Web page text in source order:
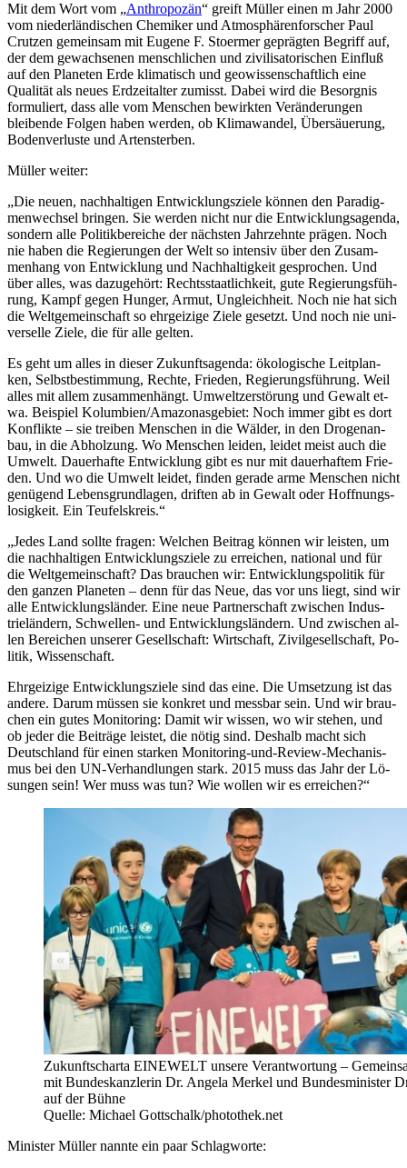
Mit dem Wort vom „Anthropozän“ greift Müller einen m Jahr 2000
vom niederländischen Chemiker und Atmosphärenforscher Paul
Crutzen gemeinsam mit Eugene F. Stoermer geprägten Begriff auf,
der dem gewachsenen menschlichen und zivilisatorischen Einfluß
auf den Planeten Erde klimatisch und geowissenschaftlich eine
Qualität als neues Erdzeitalter zumisst. Dabei wird die Besorgnis
formuliert, dass alle vom Menschen bewirkten Veränderungen
bleibende Folgen haben werden, ob Klimawandel, Übersäuerung,
Bodenverluste und Artensterben.
Müller weiter:
„Die neu­en, nach­hal­ti­gen Ent­wick­lungs­zie­le kön­nen den Pa­ra­dig­
men­wech­sel brin­gen. Sie wer­den nicht nur die Ent­wick­lungs­agen­da,
son­dern al­le Po­li­tik­be­rei­che der nächs­ten Jahr­zehn­te prä­gen. Noch
nie ha­ben die Re­gie­run­gen der Welt so in­ten­siv über den Zu­sam­
men­hang von Ent­wick­lung und Nach­hal­tig­keit ge­spro­chen. Und
über al­les, was da­zu­ge­hört: Rechts­staat­lich­keit, gu­te Re­gie­rungs­füh­
rung, Kampf ge­gen Hun­ger, Ar­mut, Un­gleich­heit. Noch nie hat sich
die Welt­ge­mein­schaft so ehr­gei­zi­ge Zie­le ge­setzt. Und noch nie uni­
ver­sel­le Zie­le, die für al­le gel­ten.
Es geht um al­les in die­ser Zu­kunfts­agen­da: öko­lo­gi­sche Leit­plan­
ken, Selbst­be­stim­mung, Rech­te, Frie­den, Re­gie­rungs­füh­rung. Weil
al­les mit al­lem zu­sam­men­hängt. Um­welt­zer­stö­rung und Ge­walt et­
wa. Bei­spiel Ko­lum­bi­en/Ama­zo­nas­ge­biet: Noch im­mer gibt es dort
Kon­flik­te – sie trei­ben Men­schen in die Wäl­der, in den Dro­gen­an­
bau, in die Ab­hol­zung. Wo Men­schen lei­den, lei­det meist auch die
Um­welt. Dau­er­haf­te Ent­wick­lung gibt es nur mit dau­er­haf­tem Frie­
den. Und wo die Um­welt lei­det, fin­den ge­ra­de ar­me Men­schen nicht
ge­nü­gend Le­bens­grund­la­gen, drif­ten ab in Ge­walt oder Hoff­nungs­
lo­sig­keit. Ein Teu­fels­kreis.“
„Je­des Land soll­te fra­gen: Wel­chen Bei­trag kön­nen wir leis­ten, um
die nach­hal­ti­gen Ent­wick­lungs­zie­le zu er­rei­chen, na­tio­nal und für
die Welt­ge­mein­schaft? Das brau­chen wir: Ent­wick­lungs­po­li­tik für
den gan­zen Pla­ne­ten – denn für das Neue, das vor uns liegt, sind wir
al­le Ent­wick­lungs­län­der. Ei­ne neue Part­ner­schaft zwi­schen In­dus­
trie­län­dern, Schwel­len- und Ent­wick­lungs­län­dern. Und zwi­schen al­
len Be­rei­chen un­se­rer Ge­sell­schaft: Wirt­schaft, Zi­vil­ge­sell­schaft, Po­
li­tik, Wis­sen­schaft.
Ehr­gei­zi­ge Ent­wick­lungs­zie­le sind das ei­ne. Die Um­set­zung ist das
an­de­re. Dar­um müs­sen sie kon­kret und mess­bar sein. Und wir brau­
chen ein gu­tes Mo­ni­to­ring: Da­mit wir wis­sen, wo wir ste­hen, und
ob je­der die Bei­trä­ge leis­tet, die nö­tig sind. Des­halb macht sich
Deutsch­land für ei­nen star­ken Mo­ni­to­ring-und-Re­view-Me­cha­nis­
mus bei den UN-Ver­hand­lun­gen stark. 2015 muss das Jahr der Lö­
sun­gen sein! Wer muss was tun? Wie wol­len wir es er­rei­chen?“
Zukunftscharta EINEWELT unsere Verantwortung –
mit Bundeskanzlerin Dr. Angela Merkel und Bundesminister
auf der Bühne
Quelle: Michael Gottschalk/photothek.net
Minister Müller nannte ein paar Schlag­wor­te: